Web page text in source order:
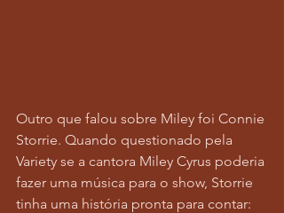
Outro que falou sobre Miley foi Connie
Storrie. Quando questionado pela
Variety se a cantora Miley Cyrus poderia
fazer uma música para o show, Storrie
tinha uma história pronta para contar: